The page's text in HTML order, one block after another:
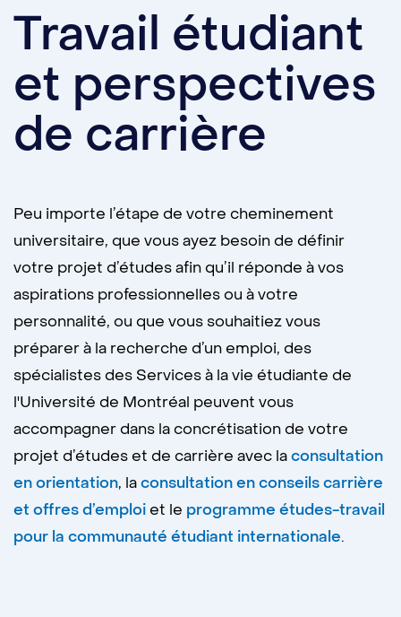
Travail étudiant
et perspectives
de carrière
Peu importe l’étape de votre cheminement
universitaire, que vous ayez besoin de définir
votre projet d’études afin qu’il réponde à vos
aspirations professionnelles ou à votre
personnalité, ou que vous souhaitiez vous
préparer à la recherche d’un emploi, des
spécialistes des Services à la vie étudiante de
l'Université de Montréal peuvent vous
accompagner dans la concrétisation de votre
projet d’études et de carrière avec laconsultation
en orientation, laconsultation en conseils carrière
et offres d’emploiet le programme études-travail
pour la communauté étudiant internationale.